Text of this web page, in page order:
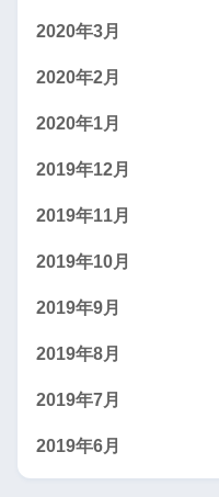
2020年3月
2020年2月
2020年1月
2019年12月
2019年11月
2019年10月
2019年9月
2019年8月
2019年7月
2019年6月